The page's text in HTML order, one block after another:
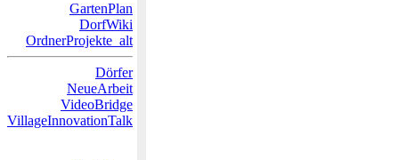
GartenPlan
DorfWiki
OrdnerProjekte_alt
Dörfer
NeueArbeit
VideoBridge
VillageInnovationTalk